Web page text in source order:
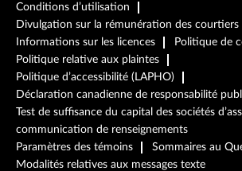
Conditions d’utilisation
Divulgation sur la rémunération des courtiers
Informations sur les licences
Politique de
Politique relative aux plaintes
Politique d’accessibilité (LAPHO)
Déclaration canadienne de responsabilité
Test de suffisance du capital des sociétés
communication de renseignements
Paramètres des témoins
Sommaires au
Modalités relatives aux messages texte